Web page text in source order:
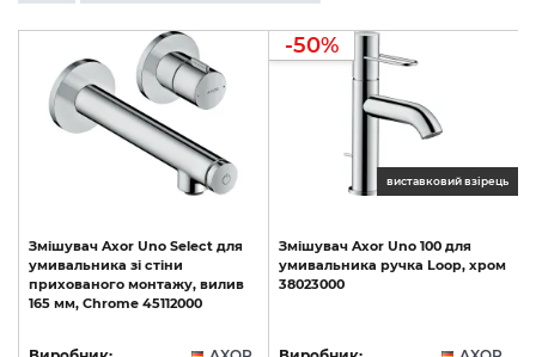
Змішувач Axor Uno Select для
умивальника зі стіни
прихованого монтажу, вилив
165 мм, Chrome 45112000
виставковий взірець
-50%
Змішувач Axor Uno 100 для
умивальника ручка Loop, хром
38023000